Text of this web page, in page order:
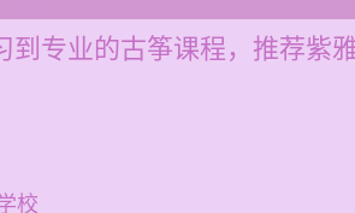
到专业的古筝课程，推荐紫
校